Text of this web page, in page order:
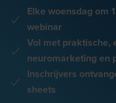
Elke woensdag om
webinar
Vol met praktische,
neuromarketing en
Inschrijvers
sheets